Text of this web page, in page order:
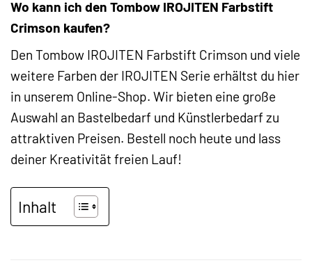
Wo kann ich den Tombow IROJITEN Farbstift
Crimson kaufen?
Den Tombow IROJITEN Farbstift Crimson und viele
weitere Farben der IROJITEN Serie erhältst du hier
in unserem Online-Shop. Wir bieten eine große
Auswahl an Bastelbedarf und Künstlerbedarf zu
attraktiven Preisen. Bestell noch heute und lass
deiner Kreativität freien Lauf!
Inhalt